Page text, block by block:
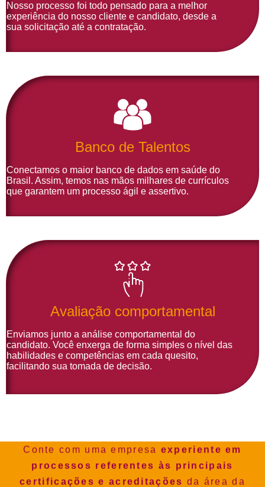
Nosso processo foi todo pensado para a melhor
experiência do nosso cliente e candidato, desde a
sua solicitação até a contratação.
Banco de Talentos
Conectamos o maior banco de dados em saúde do
Brasil. Assim, temos nas mãos milhares de currículos
que garantem um processo ágil e assertivo.
Avaliação comportamental
Enviamos junto a análise comportamental do
candidato. Você enxerga de forma simples o nível das
habilidades e competências em cada quesito,
facilitando sua tomada de decisão.
Conte com uma empresa experiente em
processos referentes às principais
certificações e acreditações da área da